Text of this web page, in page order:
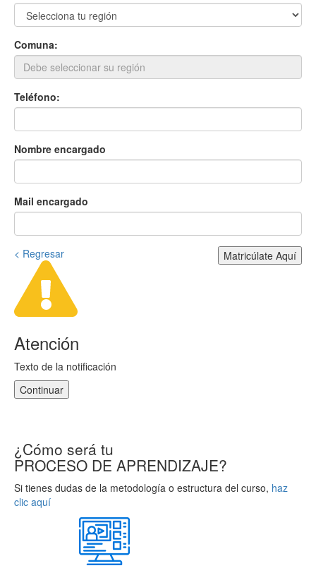
Comuna:
Teléfono:
Nombre encargado
Mail encargado
< Regresar Matricúlate Aquí
Atención
Texto de la notificación
Continuar
¿Cómo será tu
PROCESO DE APRENDIZAJE?
Si tienes dudas de la metodología o estructura del curso, haz
clic aquí